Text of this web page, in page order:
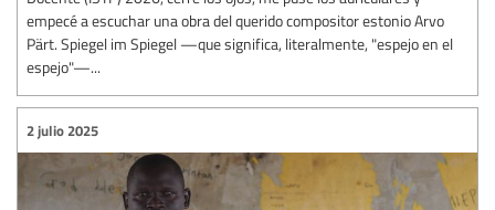
empecé a escuchar una obra del querido compositor estonio Arvo
Pärt. Spiegel im Spiegel —que significa, literalmente, "espejo en el
espejo"—...
2 julio 2025